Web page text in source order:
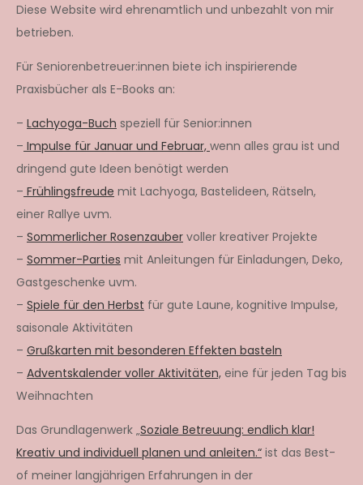
Diese Website wird ehrenamtlich und unbezahlt von mir
betrieben.
Für Seniorenbetreuer:innen biete ich inspirierende
Praxisbücher als E-Books an:
– Lachyoga-Buch speziell für Senior:innen
– Impulse für Januar und Februar, wenn alles grau ist und
dringend gute Ideen benötigt werden
– Frühlingsfreude mit Lachyoga, Bastelideen, Rätseln,
einer Rallye uvm.
– Sommerlicher Rosenzauber voller kreativer Projekte
– Sommer-Parties mit Anleitungen für Einladungen, Deko,
Gastgeschenke uvm.
– Spiele für den Herbst für gute Laune, kognitive Impulse,
saisonale Aktivitäten
– Grußkarten mit besonderen Effekten basteln
– Adventskalender voller Aktivitäten, eine für jeden Tag bis
Weihnachten
Das Grundlagenwerk „Soziale Betreuung: endlich klar!
Kreativ und individuell planen und anleiten.“ ist das Best-
of meiner langjährigen Erfahrungen in der